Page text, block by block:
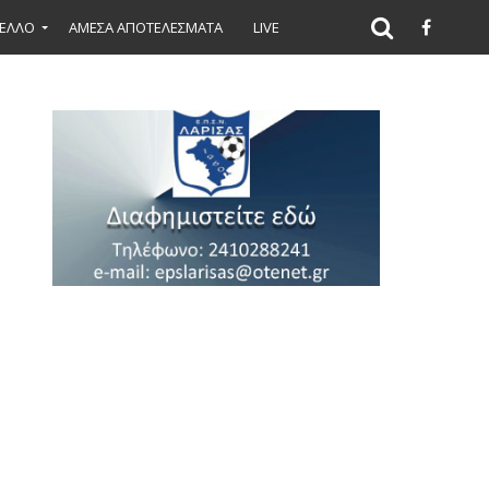
ΑΜΕΣΑ ΑΠΟΤΕΛΕΣΜΑΤΑ LIVE